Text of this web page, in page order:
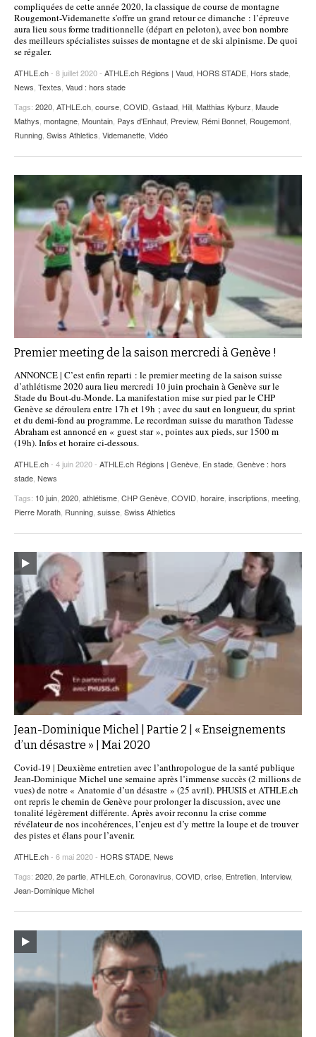
compliquées de cette année 2020, la classique de course de montagne
Rougemont-Videmanette s’offre un grand retour ce dimanche : l’épreuve
aura lieu sous forme traditionnelle (départ en peloton), avec bon nombre
des meilleurs spécialistes suisses de montagne et de ski alpinisme. De quoi
se régaler.
ATHLE.ch- 8 juillet 2020 - ATHLE.ch Régions | Vaud, HORS STADE, Hors stade,
News, Textes, Vaud : hors stade
Tags: 2020, ATHLE.ch, course, COVID, Gstaad, Hill, Matthias Kyburz, Maude
Mathys, montagne, Mountain, Pays d'Enhaut, Preview, Rémi Bonnet, Rougemont,
Running, Swiss Athletics, Videmanette, Vidéo
Premier meeting de la saison mercredi à Genève !
ANNONCE | C’est enfin reparti : le premier meeting de la saison suisse
d’athlétisme 2020 aura lieu mercredi 10 juin prochain à Genève sur le
Stade du Bout-du-Monde. La manifestation mise sur pied par le CHP
Genève se déroulera entre 17h et 19h ; avec du saut en longueur, du sprint
et du demi-fond au programme. Le recordman suisse du marathon Tadesse
Abraham est annoncé en « guest star », pointes aux pieds, sur 1500 m
(19h). Infos et horaire ci-dessous.
ATHLE.ch- 4 juin 2020 - ATHLE.ch Régions | Genève En stade Genève : hors
stade News
Tags: 10 juin 2020 athlétisme CHP Genève COVID horaire inscriptions meeting
Pierre Morath Running suisse Swiss Athletics
Jean-Dominique Michel | Partie 2 | « Enseignements
d’un désastre » | Mai 2020
Covid-19 | Deuxième entretien avec l’anthropologue de la santé publique
Jean-Dominique Michel une semaine après l’immense succès (2 millions de
vues) de notre « Anatomie d’un désastre » (25 avril). PHUSIS et ATHLE.ch
ont repris le chemin de Genève pour prolonger la discussion, avec une
tonalité légèrement différente. Après avoir reconnu la crise comme
révélateur de nos incohérences, l’enjeu est d’y mettre la loupe et de trouver
des pistes et élans pour l’avenir.
ATHLE.ch- 6 mai 2020 - HORS STADE News
Tags: 2020 2e partie ATHLE.ch Coronavirus COVID crise Entretien Interview,
Jean-Dominique Michel